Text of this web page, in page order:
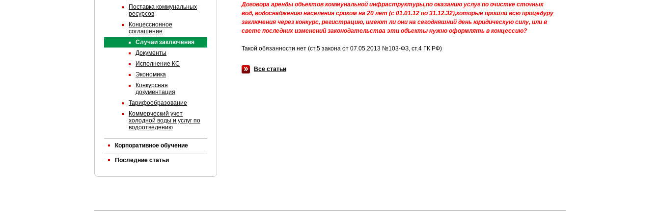
Поставка коммунальных
ресурсов
Концессионное
соглашение
Случаи заключения
Документы
Исполнение КС
Экономика
Конкурсная
документация
Тарифообразование
Коммерческий учет
холодной воды и услуг по
водоотведению
Корпоративное обучение
Последние статьи
Договора аренды объектов коммунальной инфраструктуры,по оказанию услуг по очистке сточных
вод, водоснабжению населения сроком на 20 лет (с 01.01.12 по 31.12.32),которые прошли всю процедуру
заключения через конкурс, регистрацию, имеют ли они на сегодняшний день юридическую силу, или в
свете последних изменений законодательства эти объекты нужно оформлять в концессию?
Такой обязанности нет (ст.5 закона от 07.05.2013 №103-ФЗ, ст.4 ГК РФ)
Все статьи